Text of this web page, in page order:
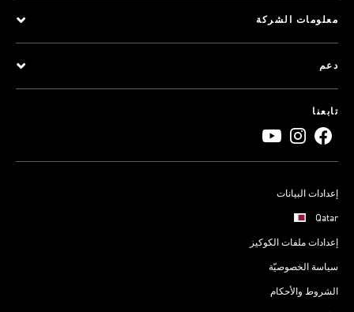
معلومات الشركة
دعم
تابعنا
إعدادات البيانات
Qatar
إعدادات ملفات الكوكيز
سياسة الخصوصيّة
الشروط والأحكام